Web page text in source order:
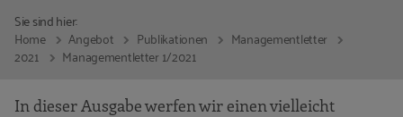
Sie sind hier:
Home
Angebot Publikationen
Managementletter
2021
Managementletter 1/2021
In dieser Ausgabe werfen wir einen vielleicht